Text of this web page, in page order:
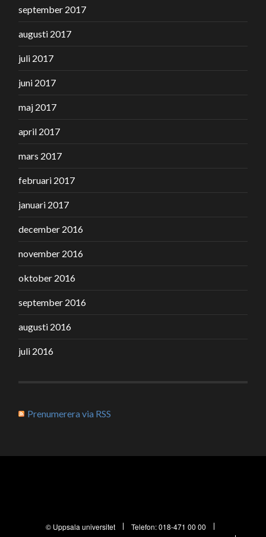
september 2017
augusti 2017
juli 2017
juni 2017
maj 2017
april 2017
mars 2017
februari 2017
januari 2017
december 2016
november 2016
oktober 2016
september 2016
augusti 2016
juli 2016
Prenumerera via RSS
© Uppsala universitet Telefon:018-471 00 00